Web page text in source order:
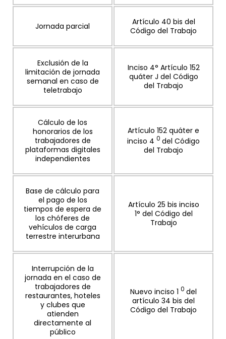
Jornada parcial
Artículo 40 bis del
Código del Trabajo
Exclusión de la
limitación de jornada
semanal en caso de
teletrabajo
Inciso 4° Artículo 152
quáter J del Código
del Trabajo
Cálculo de los
honorarios de los
trabajadores de
plataformas digitales
independientes
Artículo 152 quáter e
inciso 4 0 del Código
del Trabajo
Base de cálculo para
el pago de los
tiempos de espera de
los chóferes de
vehículos de carga
terrestre interurbana
Artículo 25 bis inciso
1° del Código del
Trabajo
Interrupción de la
jornada en el caso de
trabajadores de
restaurantes, hoteles
y clubes que
atienden
directamente al
público
Nuevo inciso 1 0 del
artículo 34 bis del
Código del Trabajo